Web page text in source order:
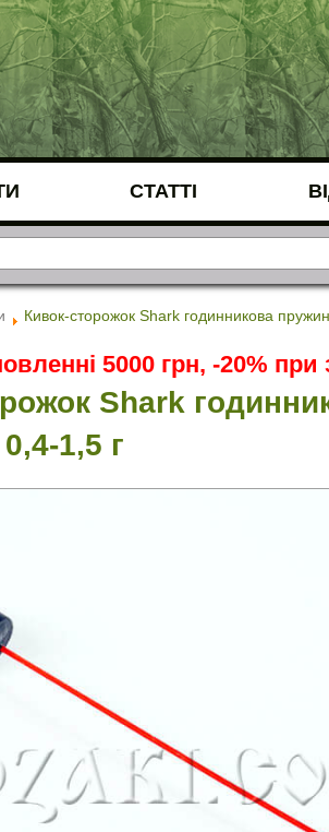
СТАТТІ
Кивок-сторожок Shark годинникова
5000 грн, -20% при
Shark
1,5 г